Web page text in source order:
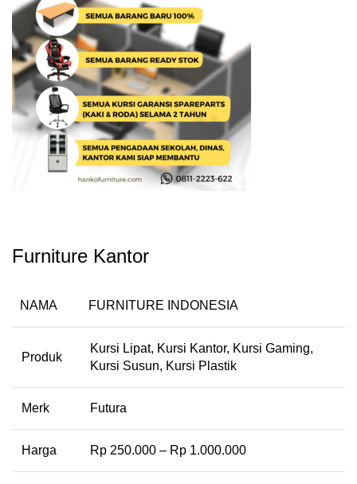
Furniture Kantor
NAMA FURNITURE INDONESIA
Produk
Kursi Lipat, Kursi Kantor, Kursi Gaming,
Kursi Susun, Kursi Plastik
Merk Futura
Harga Rp 250.000 – Rp 1.000.000